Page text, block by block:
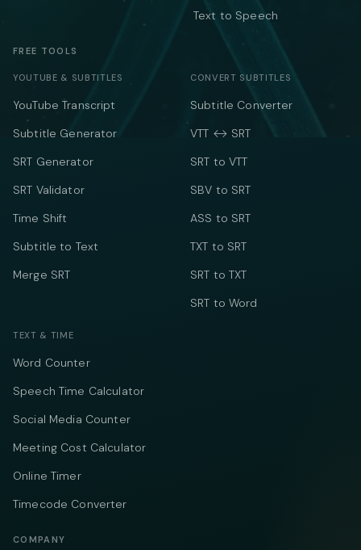
Text to Speech
FREE TOOLS
YOUTUBE & SUBTITLES
YouTube Transcript
Subtitle Generator
SRT Generator
SRT Validator
Time Shift
Subtitle to Text
Merge SRT
CONVERT SUBTITLES
Subtitle Converter
VTT ↔ SRT
SRT to VTT
SBV to SRT
ASS to SRT
TXT to SRT
SRT to TXT
SRT to Word
TEXT & TIME
Word Counter
Speech Time Calculator
Social Media Counter
Meeting Cost Calculator
Online Timer
Timecode Converter
COMPANY